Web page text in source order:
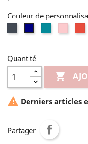
Couleur de
Quantité

 Derniers articles
Partager